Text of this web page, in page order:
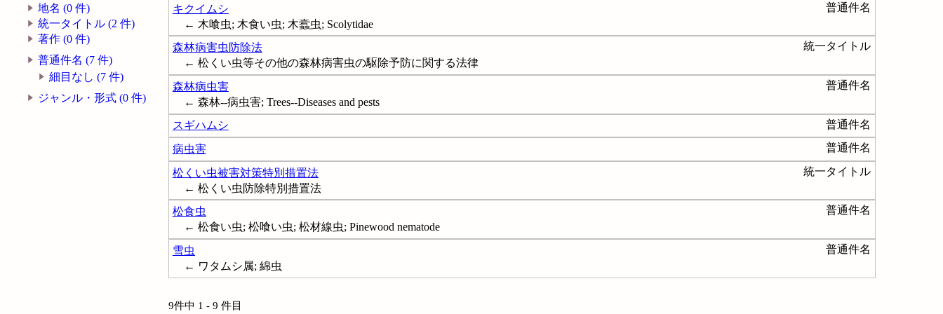
地名 (0 件)
統一タイトル (2 件)
著作 (0 件)
普通件名 (7 件)
細目なし (7 件)
ジャンル・形式 (0 件)
キクイムシ
普通件名
← 木喰虫; 木食い虫; 木蠧虫; Scolytidae
森林病害虫防除法
統一タイトル
← 松くい虫等その他の森林病害虫の駆除予防に関する法律
森林病虫害
普通件名
← 森林--病虫害; Trees--Diseases and pests
スギハムシ
普通件名
病虫害 普通件名
松くい虫被害対策特別措置法
統一タイトル
← 松くい虫防除特別措置法
松食虫
普通件名
← 松食い虫; 松喰い虫; 松材線虫; Pinewood nematode
雪虫
普通件名
← ワタムシ属; 綿虫
9件中 1 - 9 件目